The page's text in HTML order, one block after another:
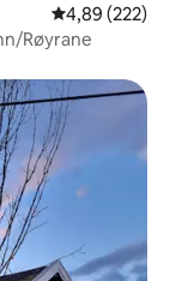
Średnia
4,89 (222)
Røyrane